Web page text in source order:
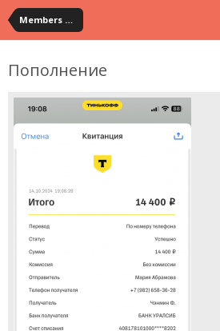
Members Albums Category
Пополнение